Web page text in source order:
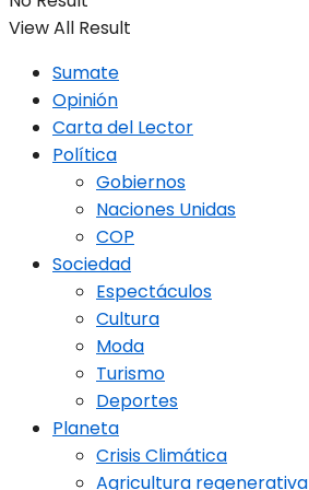
View All Result
Sumate
Opinión
Carta del Lector
Política
Gobiernos
Naciones Unidas
COP
Sociedad
Espectáculos
Cultura
Moda
Turismo
Deportes
Planeta
Crisis Climática
Agricultura regenerativa